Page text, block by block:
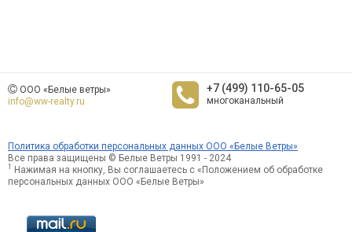
ООО «Белые ветры»
info@ww-realty.ru
+7 (499) 110-65-05
многоканальный
Политика обработки персональных данных ООО «Белые Ветры»
Все права защищены © Белые Ветры 1991 - 2024
1
Нажимая на кнопку, Вы соглашаетесь с «Положением об обработке
персональных данных ООО «Белые Ветры»